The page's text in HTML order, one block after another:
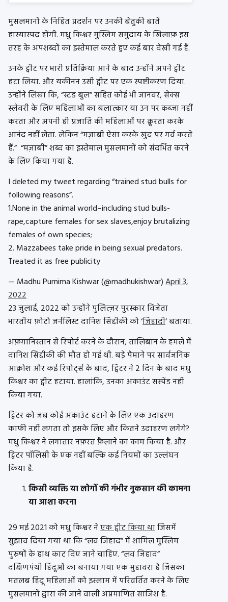
मुसलमानों के निहित प्रदर्शन पर उनकी बेतुकी बातें
हास्यास्पद होंगी. मधु किश्वर मुस्लिम समुदाय के खिलाफ़ इस
तरह के अपशब्दों का इस्तेमाल करते हुए कई बार देखी गई हैं.
उनके ट्वीट पर भारी प्रतिक्रिया आने के बाद उन्होंने अपने ट्वीट
हटा लिया. और यकीनन उसी ट्वीट पर एक स्पष्टीकरण दिया.
उन्होंने लिखा कि, “स्टड बुल” सहित कोई भी जानवर, सेक्स
स्लेवरी के लिए महिलाओं का बलात्कार या उन पर कब्जा नहीं
करता और अपनी ही प्रजाति की महिलाओं पर क्रूरता करके
आनंद नहीं लेता. लेकिन “मज़ाबी ऐसा करके खुद पर गर्व करते
हैं.” “मज़ाबी” शब्द का इस्तेमाल मुसलमानों को संदर्भित करने
के लिए किया गया है.
I deleted my tweet regarding “trained stud bulls for
following reasons”.
1.None in the animal world–including stud bulls-
rape,capture females for sex slaves,enjoy brutalizing
females of own species;
2. Mazzabees take pride in being sexual predators.
Treated it as free publicity
— Madhu Purnima Kishwar (@madhukishwar)April 3,
2022
23 जुलाई, 2022 को उन्होंने पुलित्ज़र पुरस्कार विजेता
भारतीय फ़ोटो जर्नलिस्ट दानिश सिद्दीकी को ‘जिहादी‘ बताया.
अफ़ग़ानिस्तान से रिपोर्ट करने के दौरान, तालिबान के हमले में
दानिश सिद्दीकी की मौत हो गई थी. बड़े पैमाने पर सार्वजनिक
आक्रोश और कई रिपोर्ट्स के बाद, ट्विटर ने 2 दिन के बाद मधु
किश्वर का ट्वीट हटाया. हालांकि, उनका अकाउंट सस्पेंड नहीं
किया गया.
ट्विटर को जब कोई अकाउंट हटाने के लिए एक उदाहरण
काफी नहीं लगता तो इसके लिए और कितने उदाहरण लगेंगे?
मधु किश्वर ने लगातार नफ़रत फ़ैलाने का काम किया है. और
ट्विटर पॉलिसी के एक नहीं बल्कि कई नियमों का उल्लंघन
किया है.
किसी व्यक्ति या लोगों की गंभीर नुकसान की कामना
या आशा करना
29 मई 2021 को मधु किश्वर नेएक ट्वीट किया थाजिसमें
सुझाव दिया गया था कि “लव जिहाद” में शामिल मुस्लिम
पुरुषों के हाथ काट दिए जाने चाहिए. “लव जिहाद”
दक्षिणपंथी हिंदूओं का बनाया गया एक मुहावरा है जिसका
मतलब हिंदू महिलाओं को इस्लाम में परिवर्तित करने के लिए
मुसलमानों द्वारा की जाने वाली अप्रमाणित साजिश है.